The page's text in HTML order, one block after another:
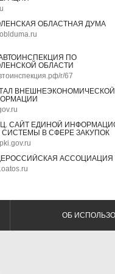
ОБЛАСТНАЯ ДУМА
ПО
ОБЛАСТИ
r/67
ВНЕШНЕЭКОНОМИЧЕСКОЙ
САЙТ ЕДИНОЙ
СИСТЕМЫ В СФЕРЕ ЗАКУПОК
АССОЦИАЦИЯ
ОБ